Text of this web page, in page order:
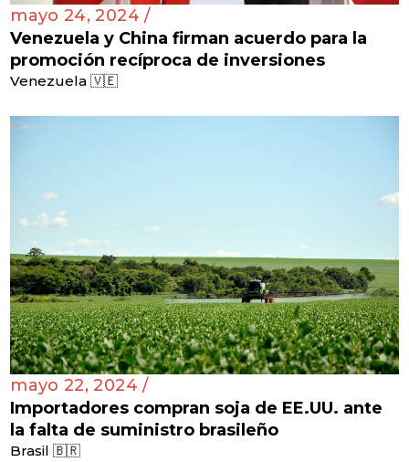
mayo 24, 2024 /
Venezuela y China firman acuerdo para la
promoción recíproca de inversiones
Venezuela 🇻🇪
mayo 22, 2024 /
Importadores compran soja de EE.UU. ante
la falta de suministro brasileño
Brasil 🇧🇷